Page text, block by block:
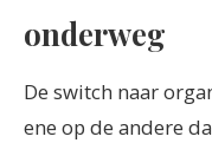
onderweg
De switch naar
ene op de andere